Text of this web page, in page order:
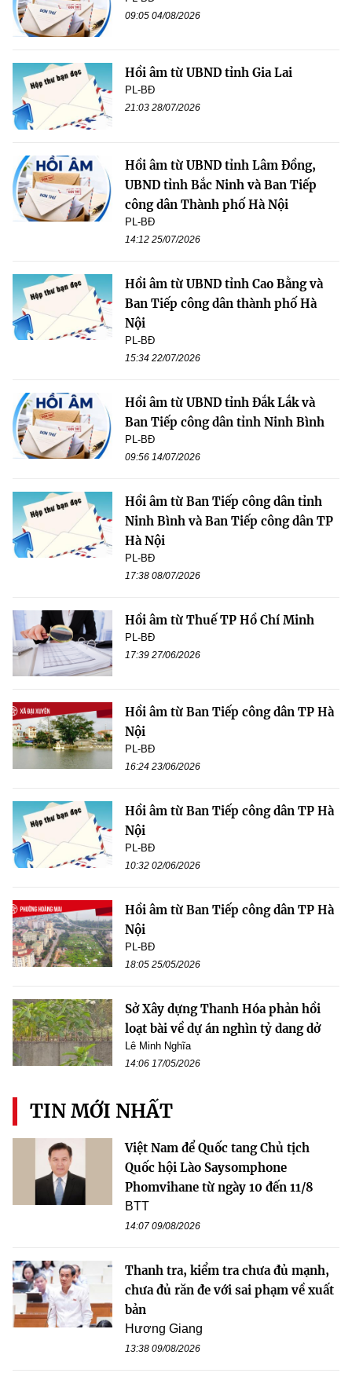
09:05 04/08/2026
Hồi âm từ UBND tỉnh Gia Lai
PL-BĐ
21:03 28/07/2026
Hồi âm từ UBND tỉnh Lâm Đồng,
UBND tỉnh Bắc Ninh và Ban Tiếp
công dân Thành phố Hà Nội
PL-BĐ
14:12 25/07/2026
Hồi âm từ UBND tỉnh Cao Bằng và
Ban Tiếp công dân thành phố Hà
Nội
PL-BĐ
15:34 22/07/2026
Hồi âm từ UBND tỉnh Đắk Lắk và
Ban Tiếp công dân tỉnh Ninh Bình
PL-BĐ
09:56 14/07/2026
Hồi âm từ Ban Tiếp công dân tỉnh
Ninh Bình và Ban Tiếp công dân TP
Hà Nội
PL-BĐ
17:38 08/07/2026
Hồi âm từ Thuế TP Hồ Chí Minh
PL-BĐ
17:39 27/06/2026
Hồi âm từ Ban Tiếp công dân TP Hà
Nội
PL-BĐ
16:24 23/06/2026
Hồi âm từ Ban Tiếp công dân TP Hà
Nội
PL-BĐ
10:32 02/06/2026
Hồi âm từ Ban Tiếp công dân TP Hà
Nội
PL-BĐ
18:05 25/05/2026
Sở Xây dựng Thanh Hóa phản hồi
loạt bài về dự án nghìn tỷ dang dở
Lê Minh Nghĩa
14:06 17/05/2026
TIN MỚI NHẤT
Việt Nam để Quốc tang Chủ tịch
Quốc hội Lào Saysomphone
Phomvihane từ ngày 10 đến 11/8
BTT
14:07 09/08/2026
Thanh tra, kiểm tra chưa đủ mạnh,
chưa đủ răn đe với sai phạm về xuất
bản
Hương Giang
13:38 09/08/2026